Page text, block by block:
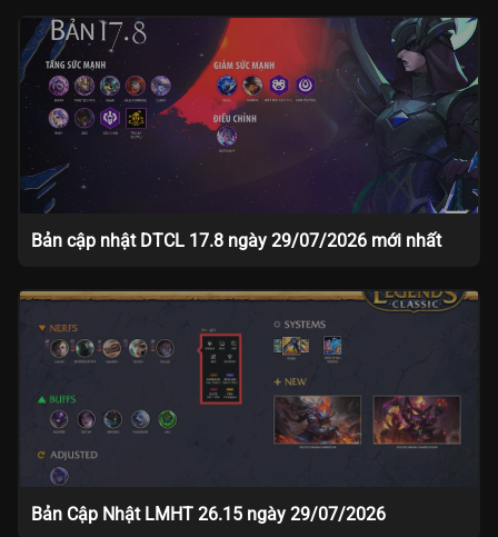
Bản cập nhật DTCL 17.8 ngày 29/07/2026 mới nhất
Bản Cập Nhật LMHT 26.15 ngày 29/07/2026